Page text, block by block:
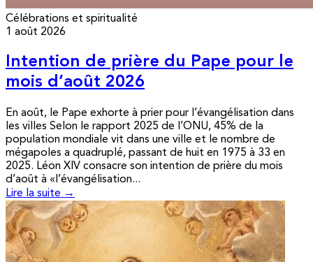
Célébrations et spiritualité
1 août 2026
Intention de prière du Pape pour le
mois d’août 2026
En août, le Pape exhorte à prier pour l’évangélisation dans
les villes Selon le rapport 2025 de l’ONU, 45% de la
population mondiale vit dans une ville et le nombre de
mégapoles a quadruplé, passant de huit en 1975 à 33 en
2025. Léon XIV consacre son intention de prière du mois
d’août à «l’évangélisation...
Lire la suite →